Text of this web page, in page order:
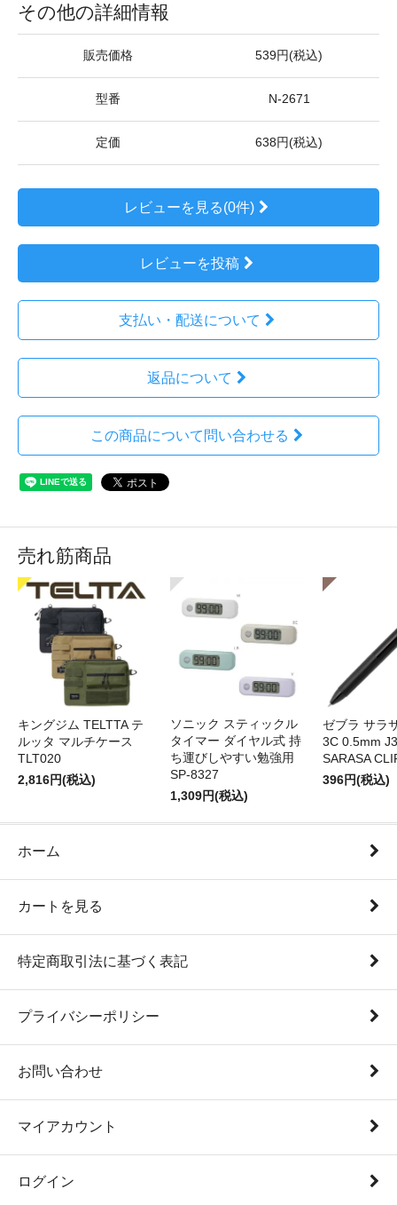
その他の詳細情報
販売価格 539円(税込)
型番 N-2671
定価 638円(税込)
レビューを見る(0件)
レビューを投稿
支払い・配送について
返品について
この商品について問い合わせる
売れ筋商品
キングジム TELTTA テ
ルッタ マルチケース
TLT020
2,816円(税込)
ソニック スティックル
タイマー ダイヤル式 持
ち運びしやすい勉強用
SP-8327
1,309円(税込)
ゼブラ サラ
3C 0.5mm
SARASA
396円(税込)
ホーム
カートを見る
特定商取引法に基づく表記
プライバシーポリシー
お問い合わせ
マイアカウント
ログイン